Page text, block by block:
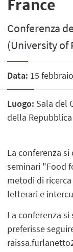
France
Conferenza
(University of
Data: 15
Luogo: Sala del
della
La conferenza
seminari "Food
metodi di
letterari e
La conferenza
preferisse